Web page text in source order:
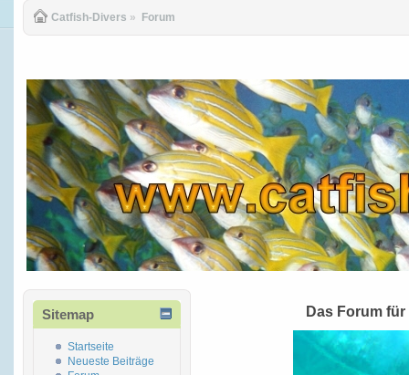
Catfish-Divers » Forum
Sitemap
Startseite
Neueste Beiträge
Das Forum